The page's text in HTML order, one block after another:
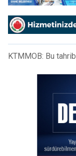
KTMMOB: Bu